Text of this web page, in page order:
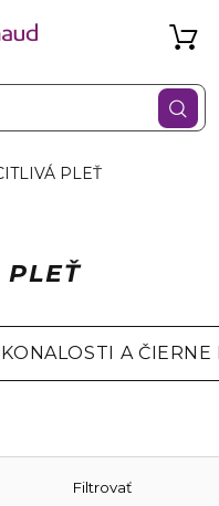
PLEŤ
PLEŤ
A ČIERNE
Filtrovať